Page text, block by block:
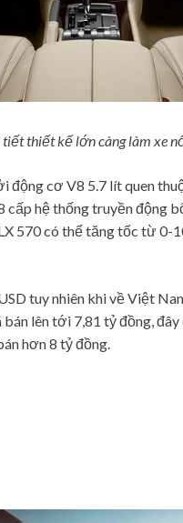
tiết thiết kế lớn càng làm xe
động cơ V8 5.7 lít quen
hệ thống truyền động
570 có thể tăng tốc từ 0-
tuy nhiên khi về Việt
lên tới 7,81 tỷ đồng,
hơn 8 tỷ đồng.